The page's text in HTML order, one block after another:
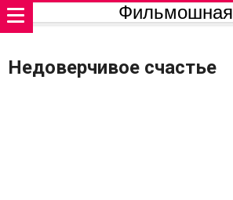
Фильмошная
Недоверчивое счастье